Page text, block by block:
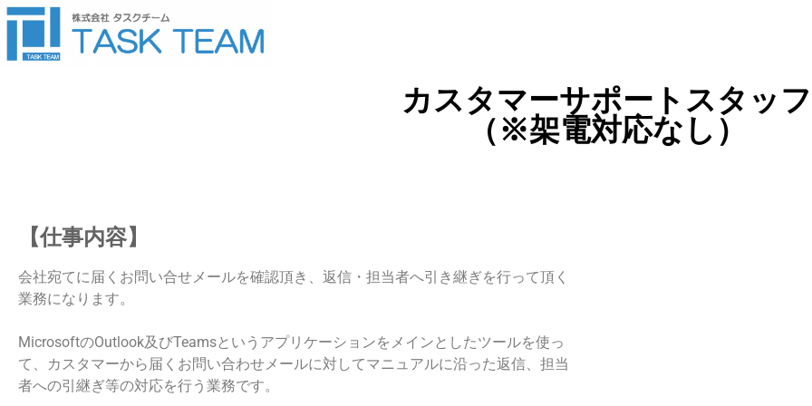
カスタマーサポートスタッフ
（※架電対応なし）
【仕事内容】
会社宛てに届くお問い合せメールを確認頂き、返信・担当者へ引き継ぎを行って頂く
業務になります。
MicrosoftのOutlook及びTeamsというアプリケーションをメインとしたツールを使っ
て、カスタマーから届くお問い合わせメールに対してマニュアルに沿った返信、担当
者への引継ぎ等の対応を行う業務です。